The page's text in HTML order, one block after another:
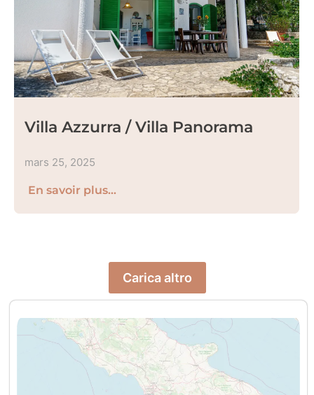
Villa Azzurra / Villa Panorama
mars 25, 2025
En savoir plus...
Carica altro